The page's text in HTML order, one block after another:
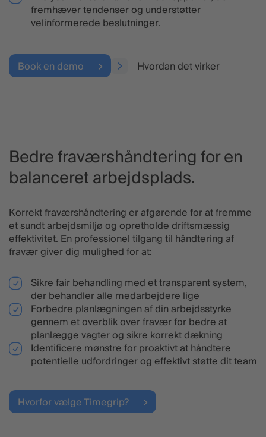
fremhæver tendenser og understøtter
velinformerede beslutninger.
Book en demo Hvordan det virker
Bedre fraværshåndtering for en
balanceret arbejdsplads.
Korrekt fraværshåndtering er afgørende for at fremme
et sundt arbejdsmiljø og opretholde driftsmæssig
effektivitet. En professionel tilgang til håndtering af
fravær giver dig mulighed for at:
Sikre fair behandling med et transparent system,
der behandler alle medarbejdere lige
Forbedre planlægningen af din arbejdsstyrke
gennem et overblik over fravær for bedre at
planlægge vagter og sikre korrekt dækning
Identificere mønstre for proaktivt at håndtere
potentielle udfordringer og effektivt støtte dit team
Hvorfor vælge Timegrip?